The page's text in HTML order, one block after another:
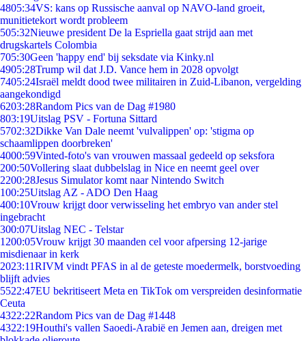
4805:34VS: kans op Russische aanval op NAVO-land groeit,
munitietekort wordt probleem
505:32Nieuwe president De la Espriella gaat strijd aan met
drugskartels Colombia
705:30Geen 'happy end' bij seksdate via Kinky.nl
4905:28Trump wil dat J.D. Vance hem in 2028 opvolgt
7405:24Israël meldt dood twee militairen in Zuid-Libanon, vergelding
aangekondigd
6203:28Random Pics van de Dag #1980
803:19Uitslag PSV - Fortuna Sittard
5702:32Dikke Van Dale neemt 'vulvalippen' op: 'stigma op
schaamlippen doorbreken'
4000:59Vinted-foto's van vrouwen massaal gedeeld op seksfora
200:50Vollering slaat dubbelslag in Nice en neemt geel over
2200:28Jesus Simulator komt naar Nintendo Switch
100:25Uitslag AZ - ADO Den Haag
400:10Vrouw krijgt door verwisseling het embryo van ander stel
ingebracht
300:07Uitslag NEC - Telstar
1200:05Vrouw krijgt 30 maanden cel voor afpersing 12-jarige
misdienaar in kerk
2023:11RIVM vindt PFAS in al de geteste moedermelk, borstvoeding
blijft advies
5522:47EU bekritiseert Meta en TikTok om verspreiden desinformatie
Ceuta
4322:22Random Pics van de Dag #1448
4322:19Houthi's vallen Saoedi-Arabië en Jemen aan, dreigen met